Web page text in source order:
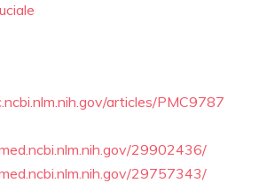
articles/PMC9787
29902436/
29757343/